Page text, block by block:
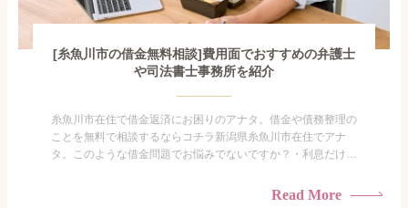
[糸魚川市の借金無料相談]費用面でおすすめの弁護士
や司法書士事務所を紹介
糸魚川市在住で借金返済にお困りのアナタ。借金や債務整理の
ことを無料で相談するならコチラ新潟県糸魚川市在住でアナ
タ。このような借金問題でお悩みでないですか？・利息だけを
族に知られたくない・借金の催促、取り立てで憂鬱になる。・
Read More